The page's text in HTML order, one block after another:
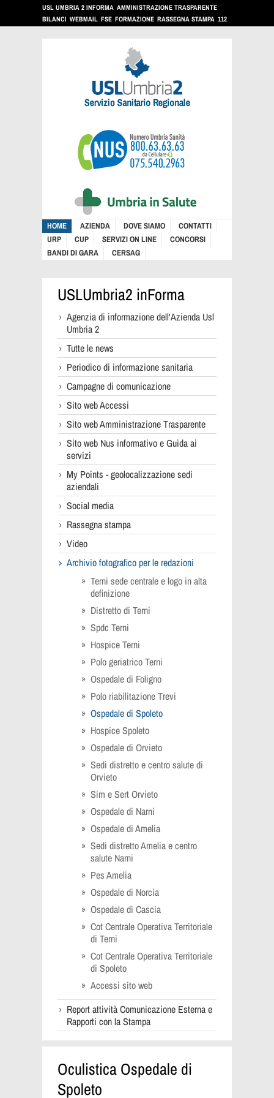
USL UMBRIA 2 INFORMA AMMINISTRAZIONE TRASPARENTE
BILANCI WEBMAIL FSE FORMAZIONE RASSEGNA STAMPA 112
HOME AZIENDA DOVE SIAMO
CONTATTI
URP
CUP SERVIZI ON LINE
CONCORSI
BANDI DI GARA
CERSAG
USLUmbria2 inForma
Agenzia di informazione dell'Azienda Usl
Umbria 2
Tutte le news
Periodico di informazione sanitaria
Campagne di comunicazione
Sito web Accessi
Sito web Amministrazione Trasparente
Sito web Nus informativo e Guida ai
servizi
My Points - geolocalizzazione sedi
aziendali
Social media
Rassegna stampa
Video
Archivio fotografico per le redazioni
Terni sede centrale e logo in alta
definizione
Distretto di Terni
Spdc Terni
Hospice Terni
Polo geriatrico Terni
Ospedale di Foligno
Polo riabilitazione Trevi
Ospedale di Spoleto
Hospice Spoleto
Ospedale di Orvieto
Sedi distretto e centro salute di
Orvieto
Sim e Sert Orvieto
Ospedale di Narni
Ospedale di Amelia
Sedi distretto Amelia e centro
salute Narni
Pes Amelia
Ospedale di Norcia
Ospedale di Cascia
Cot Centrale Operativa Territoriale
di Terni
Cot Centrale Operativa Territoriale
di Spoleto
Accessi sito web
Report attività Comunicazione Esterna e
Rapporti con la Stampa
Oculistica Ospedale di
Spoleto